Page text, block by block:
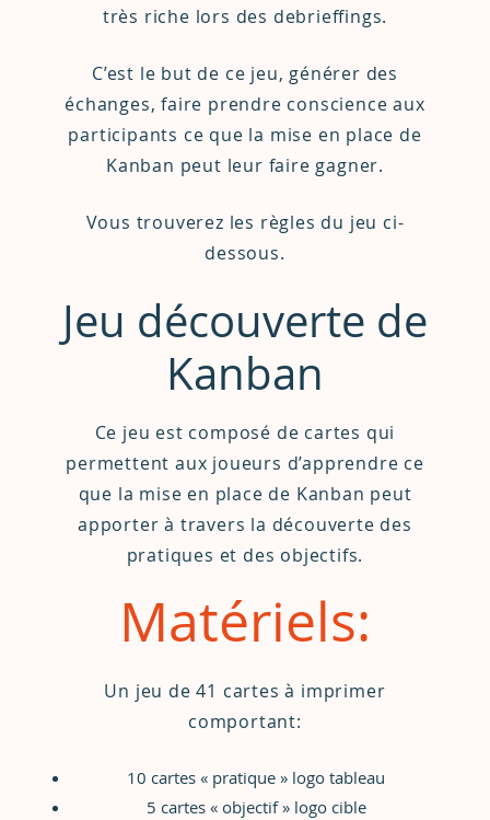
très riche lors des debrieffings.
C’est le but de ce jeu, générer des
échanges, faire prendre conscience aux
participants ce que la mise en place de
Kanban peut leur faire gagner.
Vous trouverez les règles du jeu ci-
dessous.
Jeu découverte de
Kanban
Ce jeu est composé de cartes qui
permettent aux joueurs d’apprendre ce
que la mise en place de Kanban peut
apporter à travers la découverte des
pratiques et des objectifs.
Matériels:
Un jeu de 41 cartes à imprimer
comportant:
10 cartes « pratique » logo tableau
5 cartes « objectif » logo cible